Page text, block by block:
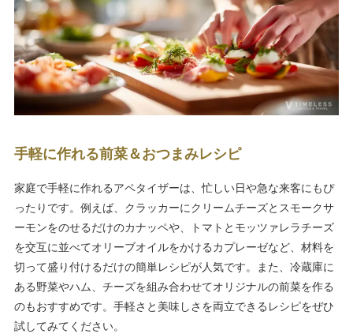
手軽に作れる前菜＆おつまみレシピ
家庭で手軽に作れるアペタイザーは、忙しい日や急な来客にもぴ
ったりです。例えば、クラッカーにクリームチーズとスモークサ
ーモンをのせるだけのカナッペや、トマトとモッツァレラチーズ
を交互に並べてオリーブオイルをかけるカプレーゼなど、材料を
切って盛り付けるだけの簡単レシピが人気です。また、冷蔵庫に
ある野菜やハム、チーズを組み合わせてオリジナルの前菜を作る
のもおすすめです。手軽さと美味しさを両立できるレシピをぜひ
試してみてください。